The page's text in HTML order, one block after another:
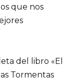
que nos
del libro «El
Tormentas